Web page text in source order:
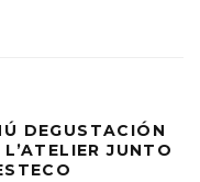
DEGUSTACIÓN
JUNTO